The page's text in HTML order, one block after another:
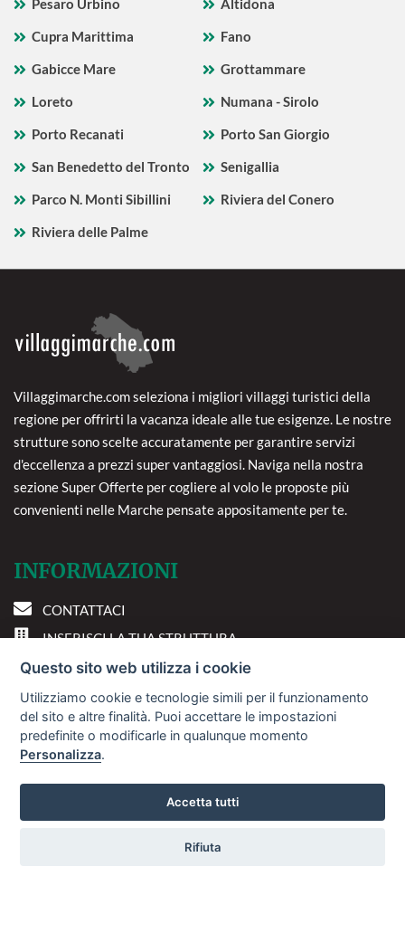
Pesaro Urbino
Altidona
Cupra Marittima
Fano
Gabicce Mare
Grottammare
Loreto
Numana - Sirolo
Porto Recanati
Porto San Giorgio
San Benedetto del Tronto
Senigallia
Parco N. Monti Sibillini
Riviera del Conero
Riviera delle Palme
Villaggimarche.com seleziona i migliori villaggi turistici della
regione per offrirti la vacanza ideale alle tue esigenze. Le nostre
strutture sono scelte accuratamente per garantire servizi
d'eccellenza a prezzi super vantaggiosi. Naviga nella nostra
sezione Super Offerte per cogliere al volo le proposte più
convenienti nelle Marche pensate appositamente per te.
INFORMAZIONI
CONTATTACI
INSERISCI LA TUA STRUTTURA
PREFERENZE COOKIE
DOVE SIAMO
Via A. Costa, 2 - 63822
Sviluppo Turismo Italia S.r.L. unipersonale
Questo sito web utilizza i cookie
Utilizziamo cookie e tecnologie simili per il funzionamento
del sito e altre finalità. Puoi accettare le impostazioni
predefinite o modificarle in qualunque momento
Personalizza.
Accetta tutti
Rifiuta